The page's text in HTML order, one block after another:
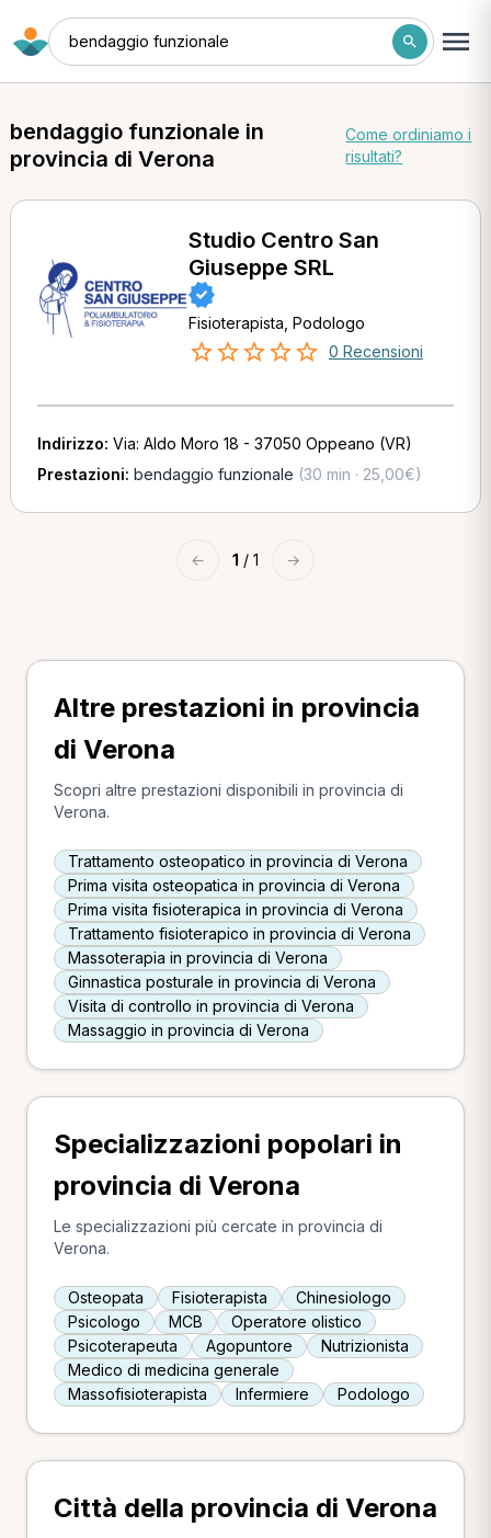
bendaggio funzionale
bendaggio funzionale in
provincia di Verona
Come ordiniamo i
risultati?
Studio Centro San
Giuseppe SRL
Fisioterapista, Podologo
0 Recensioni
Indirizzo: Via: Aldo Moro 18 - 37050 Oppeano (VR)
Prestazioni: bendaggio funzionale (30 min · 25,00€)
← 1 / 1 →
Altre prestazioni in provincia
di Verona
Scopri altre prestazioni disponibili in provincia di
Verona.
Trattamento osteopatico in provincia di Verona
Prima visita osteopatica in provincia di Verona
Prima visita fisioterapica in provincia di Verona
Trattamento fisioterapico in provincia di Verona
Massoterapia in provincia di Verona
Ginnastica posturale in provincia di Verona
Visita di controllo in provincia di Verona
Massaggio in provincia di Verona
Specializzazioni popolari in
provincia di Verona
Le specializzazioni più cercate in provincia di
Verona.
Osteopata Fisioterapista
Chinesiologo
Psicologo
MCB
Operatore olistico
Psicoterapeuta
Agopuntore
Nutrizionista
Medico di medicina generale
Massofisioterapista
Infermiere Podologo
Città della provincia di Verona